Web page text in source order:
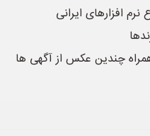
افزارهای ایرانی
چندین عکس از آگهی ها